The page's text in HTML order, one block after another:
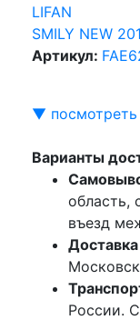
LIFAN
SMILY NEW
Артикул:
▼
Варианты
область,
въезд
России.